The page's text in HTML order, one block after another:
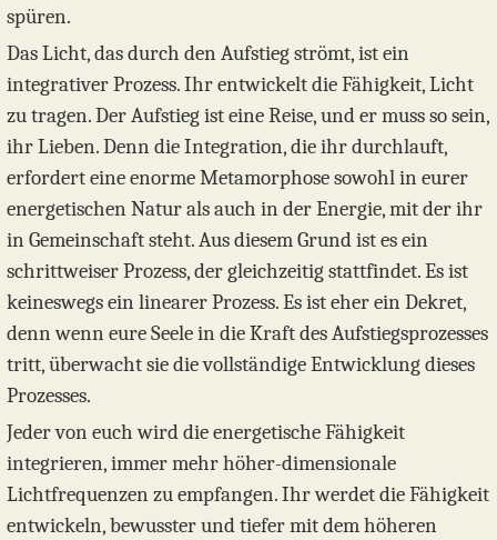
spüren.
Das Licht, das durch den Aufstieg strömt, ist ein
integrativer Prozess. Ihr entwickelt die Fähigkeit, Licht
zu tragen. Der Aufstieg ist eine Reise, und er muss so sein,
ihr Lieben. Denn die Integration, die ihr durchlauft,
erfordert eine enorme Metamorphose sowohl in eurer
energetischen Natur als auch in der Energie, mit der ihr
in Gemeinschaft steht. Aus diesem Grund ist es ein
schrittweiser Prozess, der gleichzeitig stattfindet. Es ist
keineswegs ein linearer Prozess. Es ist eher ein Dekret,
denn wenn eure Seele in die Kraft des Aufstiegsprozesses
tritt, überwacht sie die vollständige Entwicklung dieses
Prozesses.
Jeder von euch wird die energetische Fähigkeit
integrieren, immer mehr höher-dimensionale
Lichtfrequenzen zu empfangen. Ihr werdet die Fähigkeit
entwickeln, bewusster und tiefer mit dem höheren